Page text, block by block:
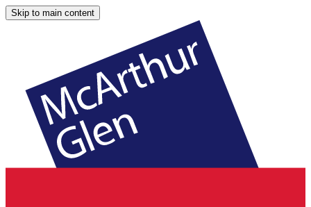
Skip to main content